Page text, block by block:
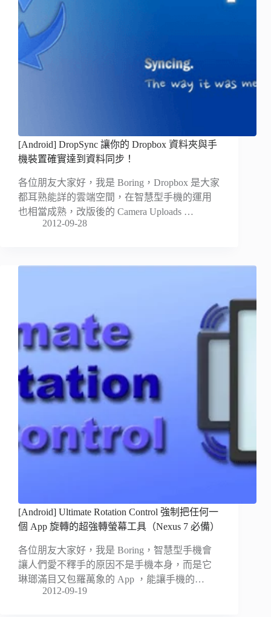
[Android] DropSync 讓你的 Dropbox 資料夾與手
機裝置確實達到資料同步！
各位朋友大家好，我是 Boring，Dropbox 是大家
都耳熟能詳的雲端空間，在智慧型手機的運用
也相當成熟，改版後的 Camera Uploads …
2012-09-28
[Android] Ultimate Rotation Control 強制把任何一
個 App 旋轉的超強轉螢幕工具（Nexus 7 必備）
各位朋友大家好，我是 Boring，智慧型手機會
讓人們愛不釋手的原因不是手機本身，而是它
琳瑯滿目又包羅萬象的 App ，能讓手機的…
2012-09-19